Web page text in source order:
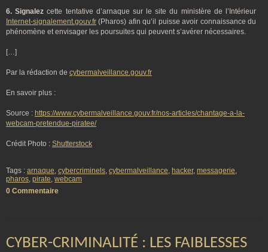
6. Signalez cette tentative d’arnaque sur le site du ministère de l’Intérieur
Internet-signalement.gouv.fr (Pharos) afin qu’il puisse avoir connaissance du
phénomène et envisager les poursuites qui peuvent s’avérer nécessaires.
[…]
Par la rédaction de cybermalveillance.gouv.fr
En savoir plus :
Source : https://www.cybermalveillance.gouv.fr/nos-articles/chantage-a-la-
webcam-pretendue-piratee/
Crédit Photo : Shutterstock
Tags : arnaque, cybercriminels, cybermalveillance, hacker, messagerie,
pharos, pirate, webcam
0 Commentaire
CYBER-CRIMINALITÉ : LES FAIBLESSES